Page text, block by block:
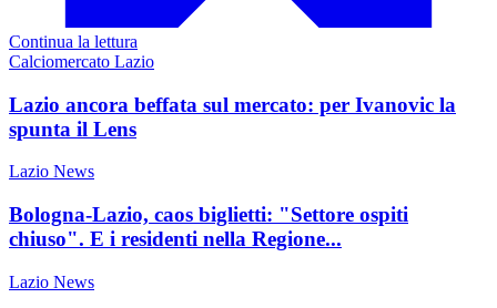
Continua la lettura
Calciomercato Lazio
Lazio ancora beffata sul mercato: per Ivanovic la
spunta il Lens
Lazio News
Bologna-Lazio, caos biglietti: "Settore ospiti
chiuso". E i residenti nella Regione...
Lazio News